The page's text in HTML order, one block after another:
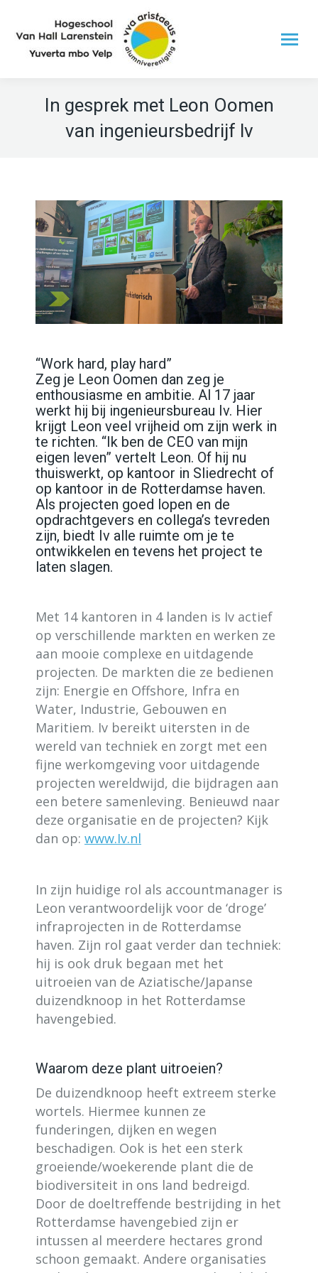
In gesprek met Leon Oomen
van ingenieursbedrijf lv
“Work hard, play hard”
Zeg je Leon Oomen dan zeg je
enthousiasme en ambitie. Al 17 jaar
werkt hij bij ingenieursbureau Iv. Hier
krijgt Leon veel vrijheid om zijn werk in
te richten. “Ik ben de CEO van mijn
eigen leven” vertelt Leon. Of hij nu
thuiswerkt, op kantoor in Sliedrecht of
op kantoor in de Rotterdamse haven.
Als projecten goed lopen en de
opdrachtgevers en collega’s tevreden
zijn, biedt Iv alle ruimte om je te
ontwikkelen en tevens het project te
laten slagen.
Met 14 kantoren in 4 landen is Iv actief
op verschillende markten en werken ze
aan mooie complexe en uitdagende
projecten. De markten die ze bedienen
zijn: Energie en Offshore, Infra en
Water, Industrie, Gebouwen en
Maritiem. Iv bereikt uitersten in de
wereld van techniek en zorgt met een
fijne werkomgeving voor uitdagende
projecten wereldwijd, die bijdragen aan
een betere samenleving. Benieuwd naar
deze organisatie en de projecten? Kijk
dan op: www.Iv.nl
In zijn huidige rol als accountmanager is
Leon verantwoordelijk voor de ‘droge’
infraprojecten in de Rotterdamse
haven. Zijn rol gaat verder dan techniek:
hij is ook druk begaan met het
uitroeien van de Aziatische/Japanse
duizendknoop in het Rotterdamse
havengebied.
Waarom deze plant uitroeien?
De duizendknoop heeft extreem sterke
wortels. Hiermee kunnen ze
funderingen, dijken en wegen
beschadigen. Ook is het een sterk
groeiende/woekerende plant die de
biodiversiteit in ons land bedreigd.
Door de doeltreffende bestrijding in het
Rotterdamse havengebied zijn er
intussen al meerdere hectares grond
schoon gemaakt. Andere organisaties